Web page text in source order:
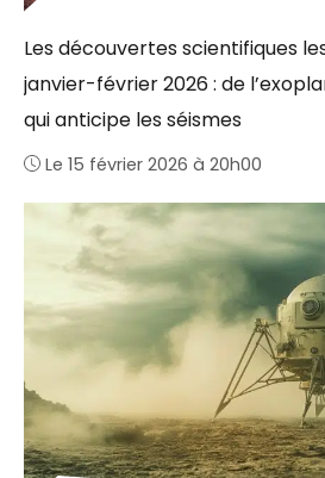
Les découvertes scientifiques
janvier-février 2026 : de
qui anticipe les séismes
Le 15 février 2026 à 20h00